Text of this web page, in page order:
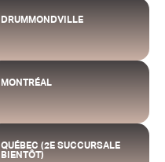
DRUMMONDVILLE
MONTRÉAL
QUÉBEC (2E SUCCURSALE
BIENTÔT)